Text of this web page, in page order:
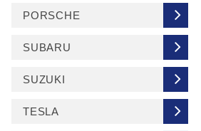
PORSCHE
SUBARU
SUZUKI
TESLA